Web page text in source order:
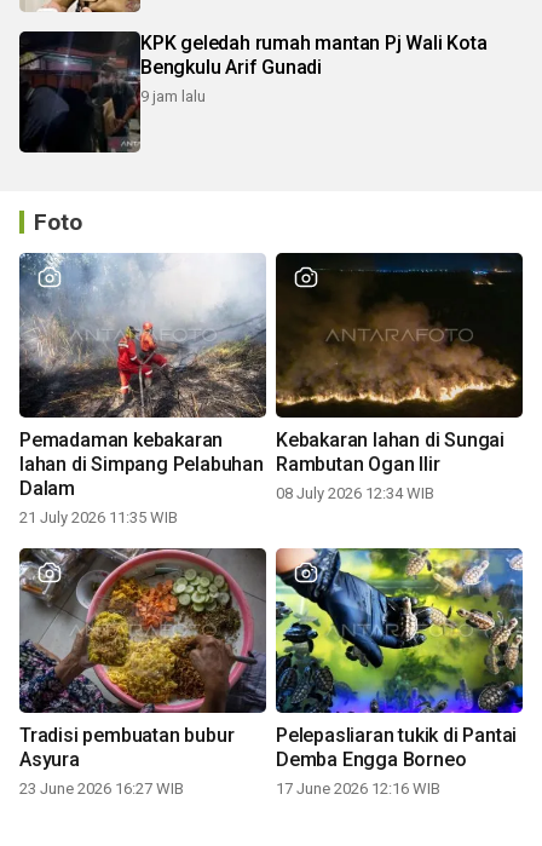
KPK geledah rumah mantan Pj Wali Kota
Bengkulu Arif Gunadi
9 jam lalu
Foto
Pemadaman kebakaran
lahan di Simpang Pelabuhan
Dalam
21 July 2026 11:35 WIB
Kebakaran lahan di Sungai
Rambutan Ogan Ilir
08 July 2026 12:34 WIB
Tradisi pembuatan bubur
Asyura
23 June 2026 16:27 WIB
Pelepasliaran tukik di Pantai
Demba Engga Borneo
17 June 2026 12:16 WIB